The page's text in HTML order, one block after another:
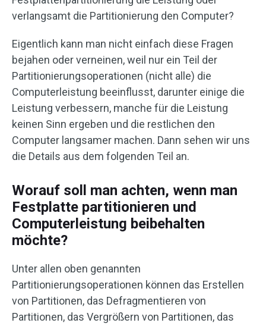
verlangsamt die Partitionierung den Computer?
Eigentlich kann man nicht einfach diese Fragen
bejahen oder verneinen, weil nur ein Teil der
Partitionierungsoperationen (nicht alle) die
Computerleistung beeinflusst, darunter einige die
Leistung verbessern, manche für die Leistung
keinen Sinn ergeben und die restlichen den
Computer langsamer machen. Dann sehen wir uns
die Details aus dem folgenden Teil an.
Worauf soll man achten, wenn man
Festplatte partitionieren und
Computerleistung beibehalten
möchte?
Unter allen oben genannten
Partitionierungsoperationen können das Erstellen
von Partitionen, das Defragmentieren von
Partitionen, das Vergrößern von Partitionen, das